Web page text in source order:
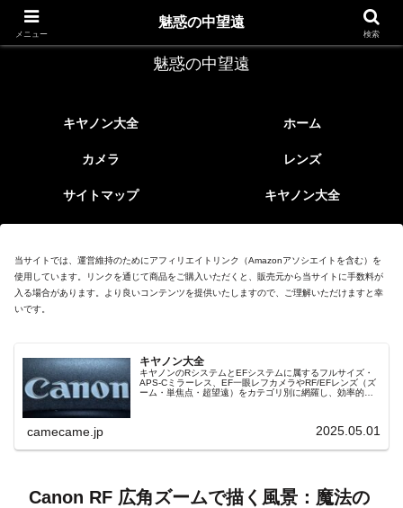
レトロなEFレンズ
魅惑の中望遠
キヤノン大全 ホーム
カメラ レンズ
サイトマップ キヤノン大全
当サイトでは、運営維持のためにアフィリエイトリンク（Amazonアソシエイトを含む）を
使用しています。リンクを通じて商品をご購入いただくと、販売元から当サイトに手数料が
入る場合があります。より良いコンテンツを提供いたしますので、ご理解いただけますと幸
いです。
キヤノン大全
キヤノンのRシステムとEFシステムに属するフルサイズ・
APS-Cミラーレス、EF一眼レフカメラやRF/EFレンズ（ズ
ーム・単焦点・超望遠）をカテゴリ別に網羅し、効率的に
camecame.jp 2025.05.01
Canon RF 広角ズームで描く風景：魔法の
メニュー
魅惑の中望遠
検索